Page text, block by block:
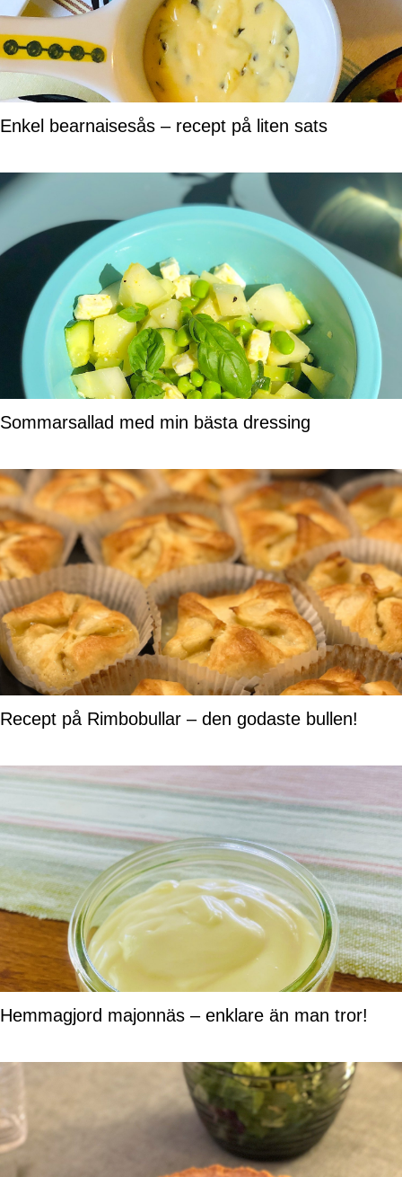
Enkel bearnaisesås – recept på liten sats
Sommarsallad med min bästa dressing
Recept på Rimbobullar – den godaste bullen!
Hemmagjord majonnäs – enklare än man tror!